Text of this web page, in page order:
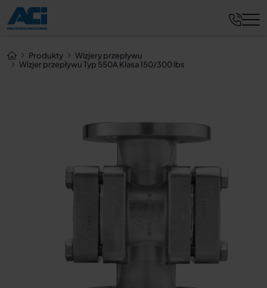
Produkty
Wizjery przepływu
Wizjer przepływu Typ 550A Klasa 150/300 lbs